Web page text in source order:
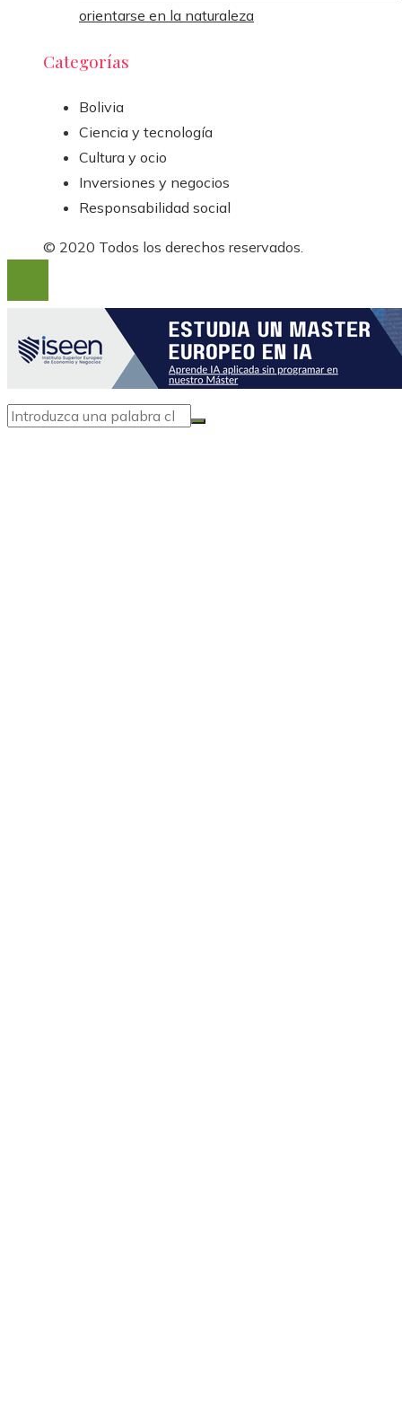
orientarse en la naturaleza
Categorías
Bolivia
Ciencia y tecnología
Cultura y ocio
Inversiones y negocios
Responsabilidad social
© 2020 Todos los derechos reservados.